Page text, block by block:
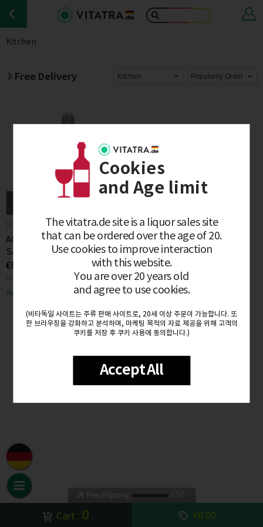
Cookies
and Age limit
The vitatra.de site is a liquor sales site
that can be ordered over the age of 20.
Use cookies to improve interaction
with this website.
You are over 20 years old
and agree to use cookies.
(비타독일 사이트는 주류 판매 사이트로, 20세 이상 주문이 가능합니다. 또
한 브라우징을 강화하고 분석하며, 마케팅 목적의 자료 제공을 위해 고객의
쿠키를 저장 후 쿠키 사용에 동의합니다.)
Accept All
Kitchen
Free Delivery
ALESSI Lemon Squeezer Juicy
Salif
€65.90
(zzgl. MwSt. €12.52)
Free delivery
Cart : 0 €0.00